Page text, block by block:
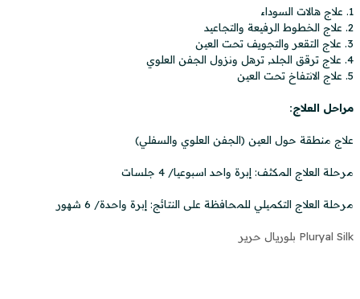
1. علاج هالات السوداء
2. علاج الخطوط الرفيعة والتجاعيد
3. علاج التقعر والتجويف تحت العين
4. علاج ترقق الجلد, ترهل ونزول الجفن العلوي
5. علاج الانتفاخ تحت العين
مراحل العلاج:
علاج منطقة حول العين (الجفن العلوي والسفلي)
مرحلة العلاج المكثف: إبرة واحد اسبوعيا/ 4 جلسات
مرحلة العلاج التكميلي للمحافظة على النتائج: إبرة واحدة/ 6 شهور
Pluryal Silk بلوريال حرير